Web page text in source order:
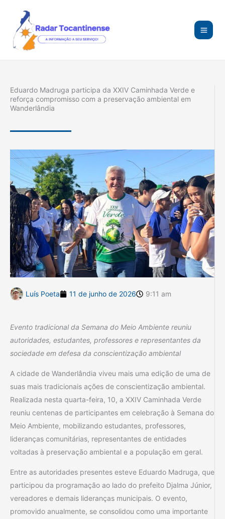
conteúdo
Eduardo Madruga participa da XXIV Caminhada Verde e
reforça compromisso com a preservação ambiental em
Wanderlândia
Luís Poeta 11 de junho de 2026 9:11 am
Evento tradicional da Semana do Meio Ambiente reuniu
autoridades, estudantes, professores e representantes da
sociedade em defesa da conscientização ambiental
A cidade de Wanderlândia viveu mais uma edição de uma de
suas mais tradicionais ações de conscientização ambiental.
Realizada nesta quarta-feira, 10, a XXIV Caminhada Verde
reuniu centenas de participantes em celebração à Semana do
Meio Ambiente, mobilizando estudantes, professores,
lideranças comunitárias, representantes de entidades
voltadas à preservação ambiental e a população em geral.
Entre as autoridades presentes esteve Eduardo Madruga, que
participou da programação ao lado do prefeito Djalma Júnior,
vereadores e demais lideranças municipais. O evento,
promovido anualmente, se consolidou como uma importante